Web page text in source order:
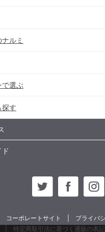
ルミ
で選ぶ
探す
コーポレートサイト
プライバ
特定商取引法に基づく通販の表記